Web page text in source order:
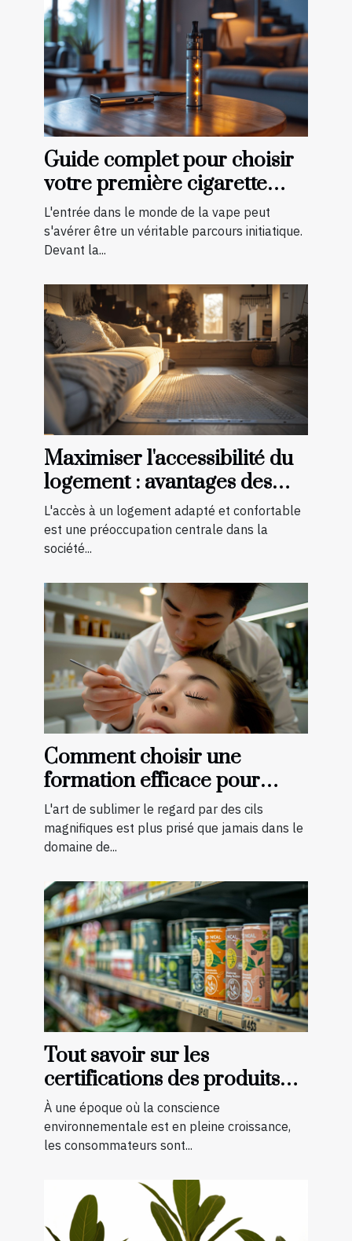
Guide complet pour choisir
votre première cigarette
électronique
L'entrée dans le monde de la vape peut
s'avérer être un véritable parcours initiatique.
Devant la...
Maximiser l'accessibilité du
logement : avantages des
aménagements préventifs
L'accès à un logement adapté et confortable
est une préoccupation centrale dans la
société...
Comment choisir une
formation efficace pour
devenir technicienne de cils
certifiée
L'art de sublimer le regard par des cils
magnifiques est plus prisé que jamais dans le
domaine de...
Tout savoir sur les
certifications des produits
bio et naturels
À une époque où la conscience
environnementale est en pleine croissance,
les consommateurs sont...